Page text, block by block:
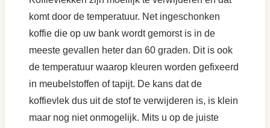
komt door de temperatuur. Net ingeschonken
koffie die op uw bank wordt gemorst is in de
meeste gevallen heter dan 60 graden. Dit is ook
de temperatuur waarop kleuren worden gefixeerd
in meubelstoffen of tapijt. De kans dat de
koffievlek dus uit de stof te verwijderen is, is klein
maar nog niet onmogelijk. Mits u op de juiste